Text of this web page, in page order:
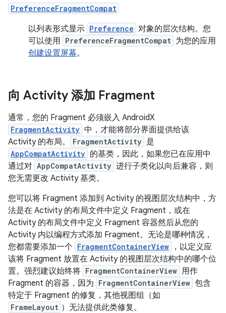
PreferenceFragmentCompat
以列表形式显示 Preference 对象的层次结构。您
可以使用 PreferenceFragmentCompat 为您的应用
创建设置屏幕。
向 Activity 添加 Fragment
通常，您的 Fragment 必须嵌入 AndroidX
FragmentActivity 中，才能将部分界面提供给该
Activity 的布局。
FragmentActivity 是
AppCompatActivity 的基类，因此，如果您已在应用中
通过对 AppCompatActivity 进行子类化以向后兼容，则
您无需更改 Activity 基类。
您可以将 Fragment 添加到 Activity 的视图层次结构中，方
法是在 Activity 的布局文件中定义 Fragment，或在
Activity 的布局文件中定义 Fragment 容器然后从您的
Activity 内以编程方式添加 Fragment。无论是哪种情况，
您都需要添加一个 FragmentContainerView
，以定义应
该将 Fragment 放置在 Activity 的视图层次结构中的哪个位
置。强烈建议始终将 FragmentContainerView 用作
Fragment 的容器，因为 FragmentContainerView 包含
特定于 Fragment 的修复，其他视图组（如
FrameLayout ）无法提供此类修复。